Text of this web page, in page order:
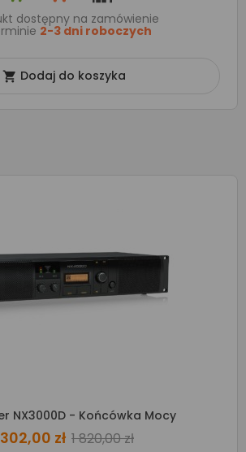
dostępny na zamówienie
2-3 dni roboczych
 Dodaj do koszyka
NX3000D - Końcówka Mocy
302,00 zł 1 820,00 zł